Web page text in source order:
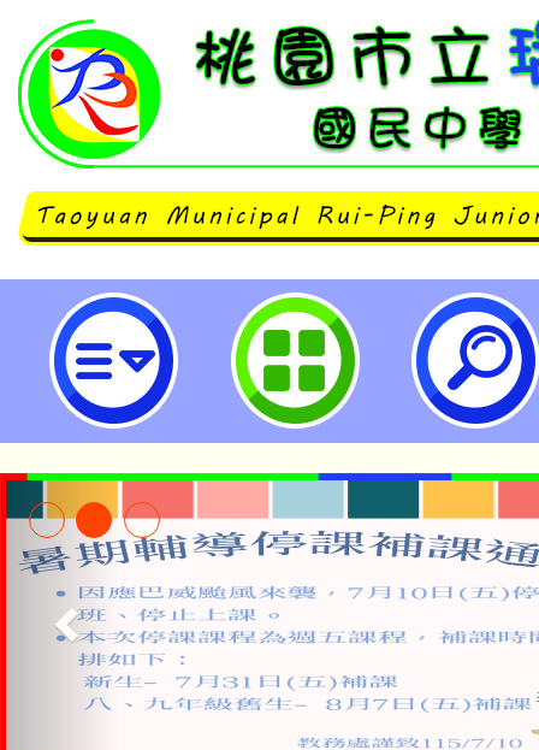
neilrpjhstyc網站設計者：徐嘉
淨零綠生活教案入校路